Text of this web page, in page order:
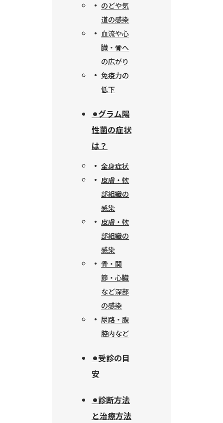
のどや気
道の感染
血流や心
臓・骨へ
の広がり
免疫力の
低下
⚫︎グラム陽
性菌の症状
は？
全身症状
皮膚・軟
部組織の
感染
皮膚・軟
部組織の
感染
骨・関
節・心臓
など深部
の感染
尿路・腹
腔内など
⚫︎受診の目
安
⚫︎診断方法
と治療方法